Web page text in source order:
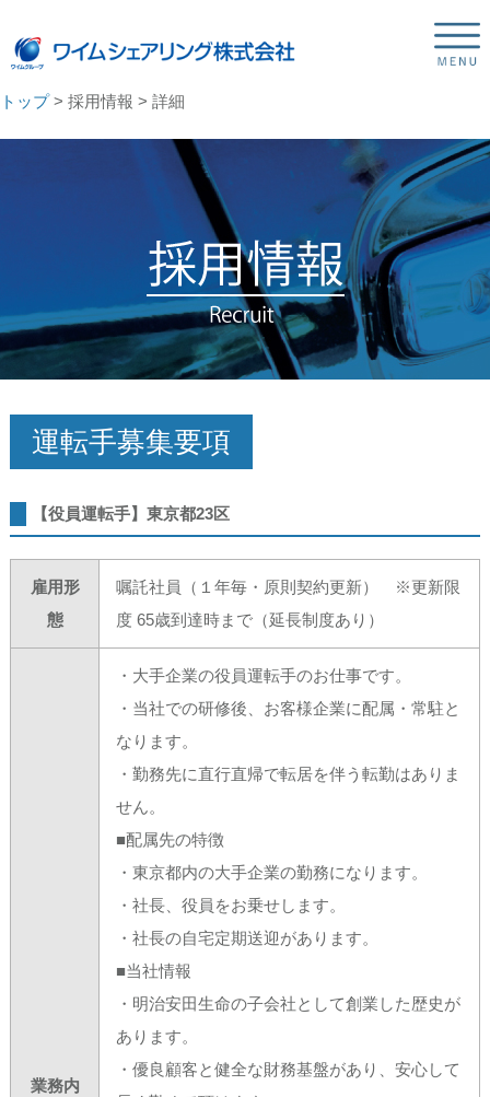
トップ> 採用情報 > 詳細
運転手募集要項
【役員運転手】東京都23区
雇用形
態
嘱託社員（１年毎・原則契約更新） ※更新限
度 65歳到達時まで（延長制度あり）
業務内
・大手企業の役員運転手のお仕事です。
・当社での研修後、お客様企業に配属・常駐と
なります。
・勤務先に直行直帰で転居を伴う転勤はありま
せん。
■配属先の特徴
・東京都内の大手企業の勤務になります。
・社長、役員をお乗せします。
・社長の自宅定期送迎があります。
■当社情報
・明治安田生命の子会社として創業した歴史が
あります。
・優良顧客と健全な財務基盤があり、安心して